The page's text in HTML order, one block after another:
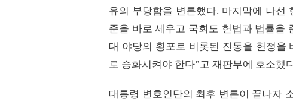
유의 부당함을 변론했다. 마지막에 나선
준을 바로 세우고 국회도 헌법과 법률을
대 야당의 횡포로 비롯된 진통을 헌정을
로 승화시켜야 한다”고 재판부에 호소했
대통령 변호인단의 최후 변론이 끝나자